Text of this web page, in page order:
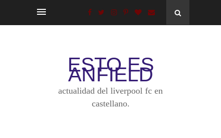
ESTO ES
ANFIELD
actualidad del liverpool fc en
castellano.